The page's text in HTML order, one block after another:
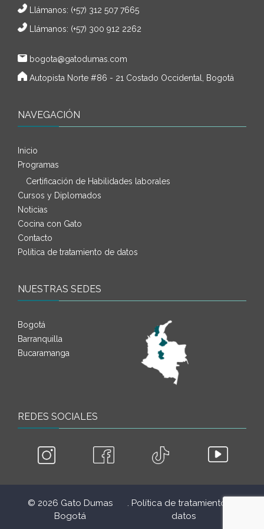
Llámanos: (+57) 312 507 7665
Llámanos: (+57) 300 912 2262
bogota@gatodumas.com
Autopista Norte #86 - 21 Costado Occidental, Bogotá
NAVEGACIÓN
Inicio
Programas
Certificación de Habilidades laborales
Cursos y Diplomados
Noticias
Cocina con Gato
Contacto
Política de tratamiento de datos
NUESTRAS SEDES
Bogotá
Barranquilla
Bucaramanga
REDES SOCIALES
© 2026 Gato Dumas
Bogotá
. Política de tratamiento de
datos